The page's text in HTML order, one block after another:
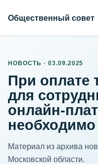
Общественный совет
НОВОСТЬ · 03.09.2025
При оплате
для
онлайн-
Материал из архива
Московской области.